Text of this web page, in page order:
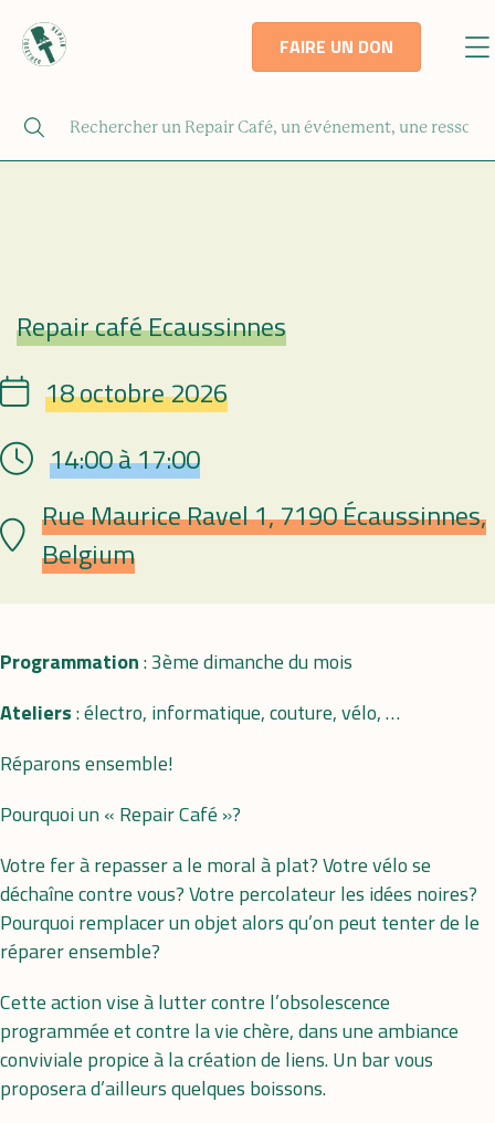
FAIRE UN DON
Repair Café
Repair café Ecaussinnes
Date 18 octobre 2026
Hour 14:00 à 17:00
Lieu Rue Maurice Ravel 1, 7190 Écaussinnes,
Belgium
Programmation: 3ème dimanche du mois
Ateliers: électro, informatique, couture, vélo, …
Réparons ensemble!
Pourquoi un « Repair Café »?
Votre fer à repasser a le moral à plat? Votre vélo se
déchaîne contre vous? Votre percolateur les idées noires?
Pourquoi remplacer un objet alors qu’on peut tenter de le
réparer ensemble?
Cette action vise à lutter contre l’obsolescence
programmée et contre la vie chère, dans une ambiance
conviviale propice à la création de liens. Un bar vous
proposera d’ailleurs quelques boissons.